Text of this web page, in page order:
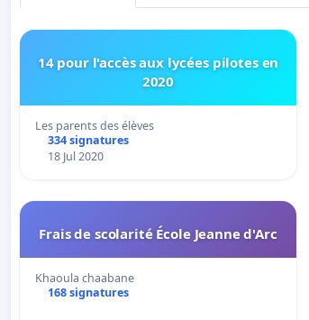
14 pour l'accès aux lycées pilotes en
2020
Les parents des élèves
334 signatures
18 Jul 2020
Frais de scolarité École Jeanne d'Arc
Khaoula chaabane
168 signatures